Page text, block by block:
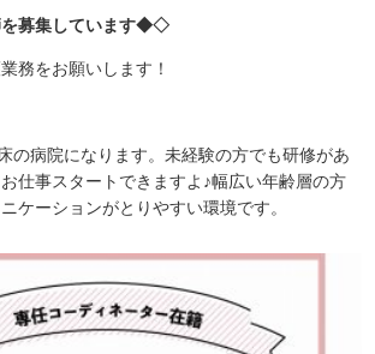
募集しています◆◇
務をお願いします！
の病院になります。未経験の方でも研修があ
仕事スタートできますよ♪幅広い年齢層の方
ケーションがとりやすい環境です。